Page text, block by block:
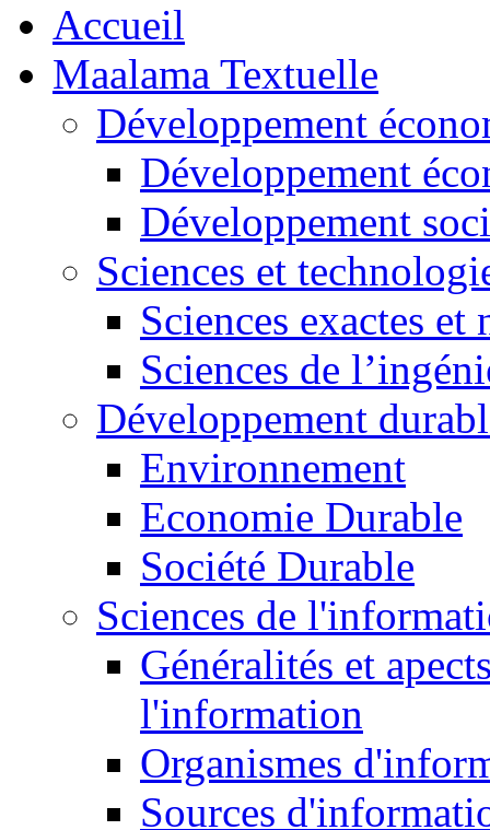
Accueil
Maalama Textuelle
Développement
Développement
Développement
Sciences et
Sciences exactes et
Sciences de
Développement
Environnement
Economie Durable
Société Durable
Sciences de
Généralités et
l'information
Organismes
Sources